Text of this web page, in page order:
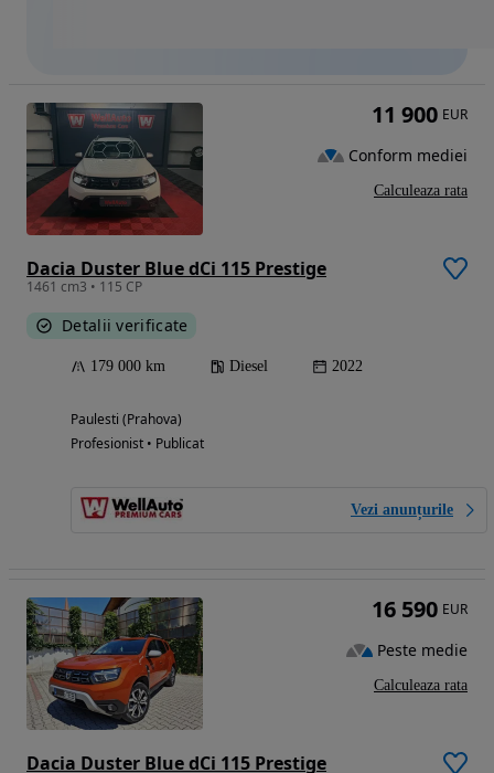
Dacia Duster Blue dCi 115 Prestige
1461 cm3 • 115 CP
Detalii verificate
179 000 km Diesel 2022
Paulesti (Prahova)
Profesionist • Publicat
Vezi anunțurile
11 900 EUR
Conform mediei
Calculeaza rata
Dacia Duster Blue dCi 115 Prestige
16 590 EUR
Peste medie
Calculeaza rata